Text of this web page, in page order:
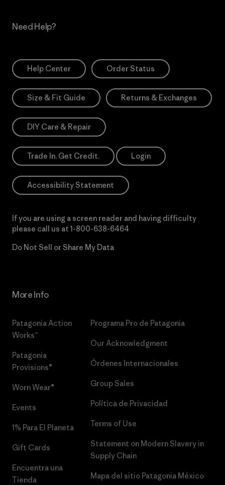
Need Help?
Help Center Order Status
Size & Fit Guide Returns & Exchanges
DIY Care & Repair
Trade In. Get Credit. Login
Accessibility Statement
If you are using a screen reader and having difficulty
please call us at 1-800-638-6464
Do Not Sell or Share My Data
More Info
Patagonia Action
Works™
Patagonia
Provisions®
Worn Wear®
Events
1% Para El Planeta
Gift Cards
Encuentra una
Tienda
Programa Pro de Patagonia
Our Acknowledgment
Órdenes Internacionales
Group Sales
Política de Privacidad
Terms of Use
Statement on Modern Slavery in
Supply Chain
Mapa del sitio Patagonia México